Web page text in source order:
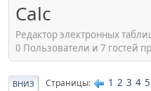
Calc
Редактор электронных
0 Пользователи и 7 гостей
ВНИЗ Страницы 1 2 3 4 5